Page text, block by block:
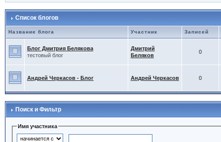
Список блогов
Название блога Участник Записей
Блог Дмитрия Белякова
тестовый блог
Дмитрий
Беляков
0
Андрей Черкасов - Блог Андрей Черкасов 0
Поиск и Фильтр
Имя участника